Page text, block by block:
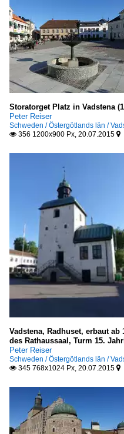
Bauwerke
Burgen und Schlösser
Schweden
Rathäuser,
Schweden
1980
1988
2010
2015
Storatorget Platz in Vadstena
Peter Reiser
Schweden / Östergötlands län /
 356 1200x900 Px, 20.07.2015 
Vadstena, Radhuset, erbaut
des Rathaussaal, Turm 15.
Peter Reiser
Schweden / Östergötlands län /
 345 768x1024 Px, 20.07.2015 